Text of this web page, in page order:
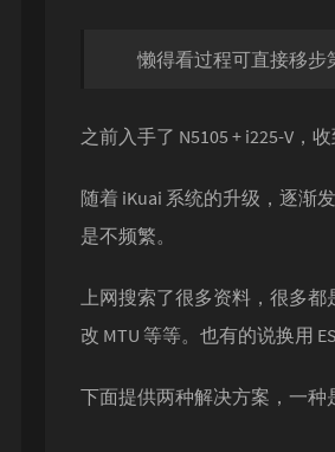
懒得看过程可直接移步
之前入手了 N5105 + i225-V，
随着 iKuai 系统的升级，逐渐
是不频繁。
上网搜索了很多资料，很多都
改 MTU 等等。也有的说换用
下面提供两种解决方案，一种